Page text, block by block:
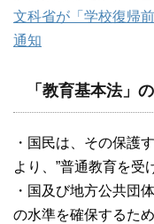
文科省が「学校復帰
通知
「教育基本法」
・国民は、その保護
より、”普通教育を受
・国及び地方公共団
の水準を確保するた